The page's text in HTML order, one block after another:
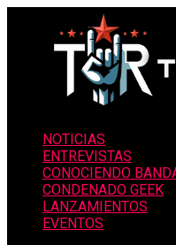
NOTICIAS
ENTREVISTAS
CONOCIENDO
CONDENADO GEEK
LANZAMIENTOS
EVENTOS